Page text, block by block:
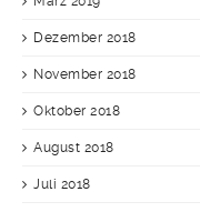
Dezember 2018
November 2018
Oktober 2018
August 2018
Juli 2018